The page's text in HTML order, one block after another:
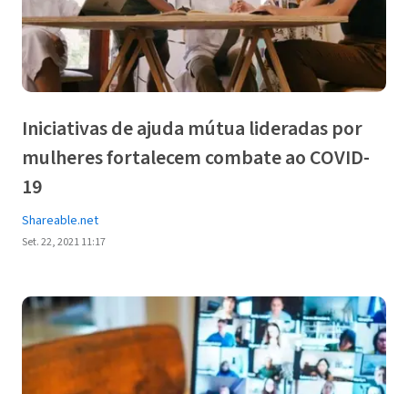
Iniciativas de ajuda mútua lideradas por
mulheres fortalecem combate ao COVID-
19
Shareable.net
Set. 22, 2021 11:17